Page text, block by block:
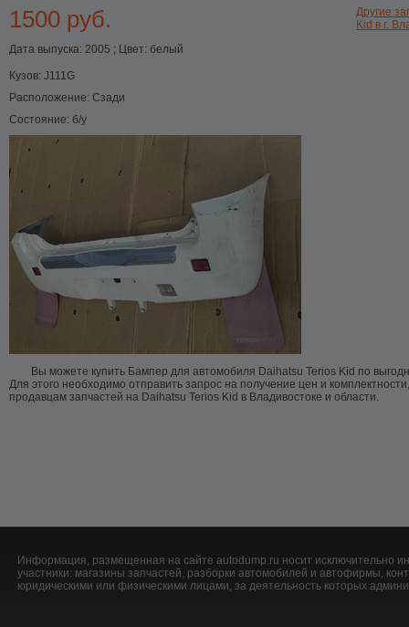
Другие
Kid в г.
1500 руб.
Дата выпуска: 2005 ; Цвет: белый
Кузов: J111G
Расположение: Сзади
Состояние: б/у
Вы можете купить Бампер для автомобиля Daihatsu Terios Kid по
Для этого необходимо отправить запрос на получение цен и
продавцам запчастей на Daihatsu Terios Kid в Владивостоке и области.
Информация, размещенная на сайте autodump.ru носит исключительно
участники: магазины запчастей, разборки автомобилей и автофирмы,
юридическими или физическими лицами, за деятельность которых